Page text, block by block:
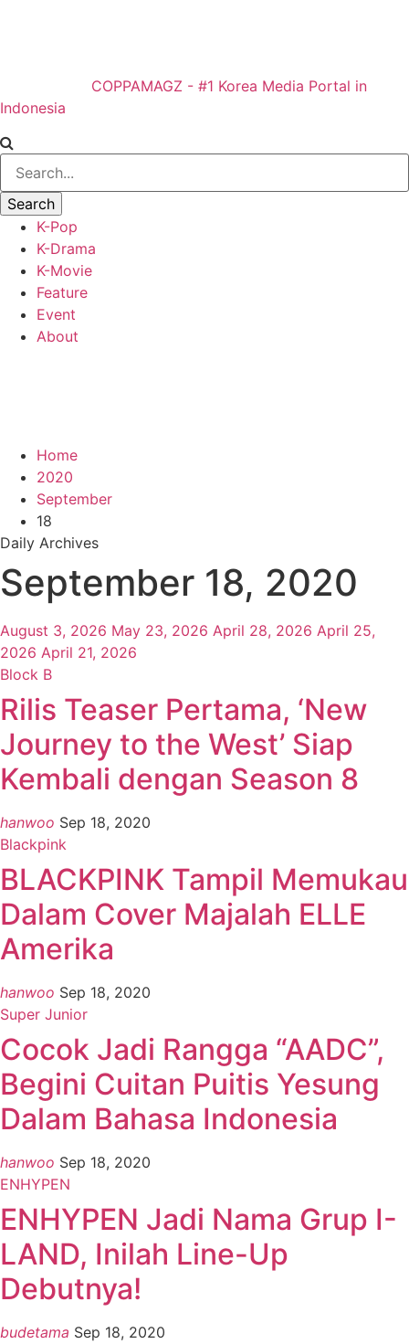
COPPAMAGZ - #1 Korea Media Portal in
Indonesia
K-Pop
K-Drama
K-Movie
Feature
Event
About
Home
2020
September
18
Daily Archives
September 18, 2020
August 3, 2026 May 23, 2026 April 28, 2026 April 25,
2026 April 21, 2026
Block B
Rilis Teaser Pertama, ‘New
Journey to the West’ Siap
Kembali dengan Season 8
hanwoo Sep 18, 2020
Blackpink
BLACKPINK Tampil Memukau
Dalam Cover Majalah ELLE
Amerika
hanwoo Sep 18, 2020
Super Junior
Cocok Jadi Rangga “AADC”,
Begini Cuitan Puitis Yesung
Dalam Bahasa Indonesia
hanwoo Sep 18, 2020
ENHYPEN
ENHYPEN Jadi Nama Grup I-
LAND, Inilah Line-Up
Debutnya!
budetama Sep 18, 2020